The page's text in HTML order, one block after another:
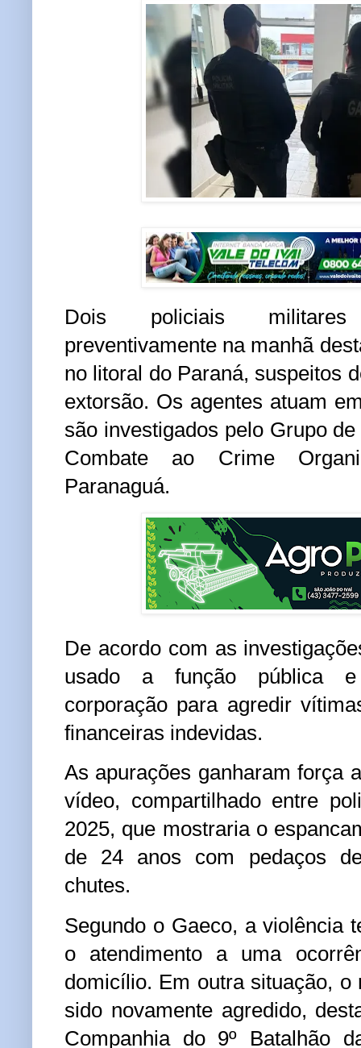
Dois policiais
preventivamente na manhã
no litoral do Paraná, suspeitos
extorsão. Os agentes atuam
são investigados pelo Grupo
Combate ao Crime
Paranaguá.
De acordo com as
usado a função pública e
corporação para agredir
financeiras indevidas.
As apurações ganharam força
vídeo, compartilhado entre
2025, que mostraria o
de 24 anos com pedaços
chutes.
Segundo o Gaeco, a violência
o atendimento a uma
domicílio. Em outra situação, o
sido novamente agredido,
Companhia do 9º Batalhão